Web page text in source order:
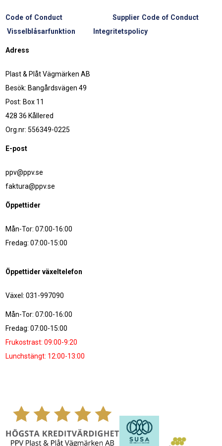
Code of Conduct
Supplier Code of Conduct
Visselblåsarfunktion
Integritetspolicy
Adress
Plast & Plåt Vägmärken AB
Besök: Bangårdsvägen 49
Post: Box 11
428 36 Kållered
Org.nr: 556349-0225
E-post
ppv@ppv.se
faktura@ppv.se
Öppettider
Mån-Tor: 07:00-16:00
Fredag: 07:00-15:00
Öppettider växeltelefon
Växel: 031-997090
Mån-Tor: 07:00-16:00
Fredag: 07:00-15:00
Frukostrast: 09:00-9:20
Lunchstängt: 12:00-13:00